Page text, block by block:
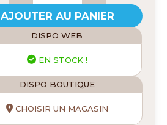
AJOUTER AU PANIER
DISPO WEB
EN STOCK !
DISPO BOUTIQUE
CHOISIR UN MAGASIN